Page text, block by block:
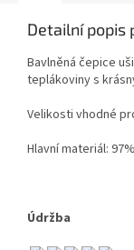
Detailní popis
Bavlněná čepice
teplákoviny s
Velikosti vhodné
Hlavní materiál:
Údržba